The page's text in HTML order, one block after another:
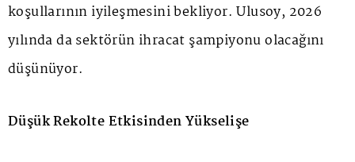
koşullarının iyileşmesini bekliyor. Ulusoy, 2026
yılında da sektörün ihracat şampiyonu olacağını
düşünüyor.
Düşük Rekolte Etkisinden Yükselişe